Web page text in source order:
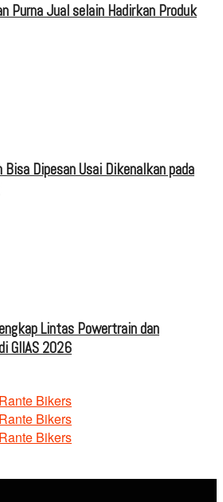
Purna Jual selain Hadirkan Produk
Bisa Dipesan Usai Dikenalkan pada
Lintas Powertrain dan
GIIAS 2026